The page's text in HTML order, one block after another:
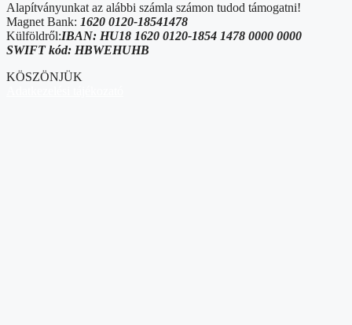
Alapítványunkat az alábbi számla számon tudod támogatni!
Magnet Bank: 1620 0120-18541478
Külföldről:IBAN: HU18 1620 0120-1854 1478 0000 0000
SWIFT kód: HBWEHUHB
KÖSZÖNJÜK